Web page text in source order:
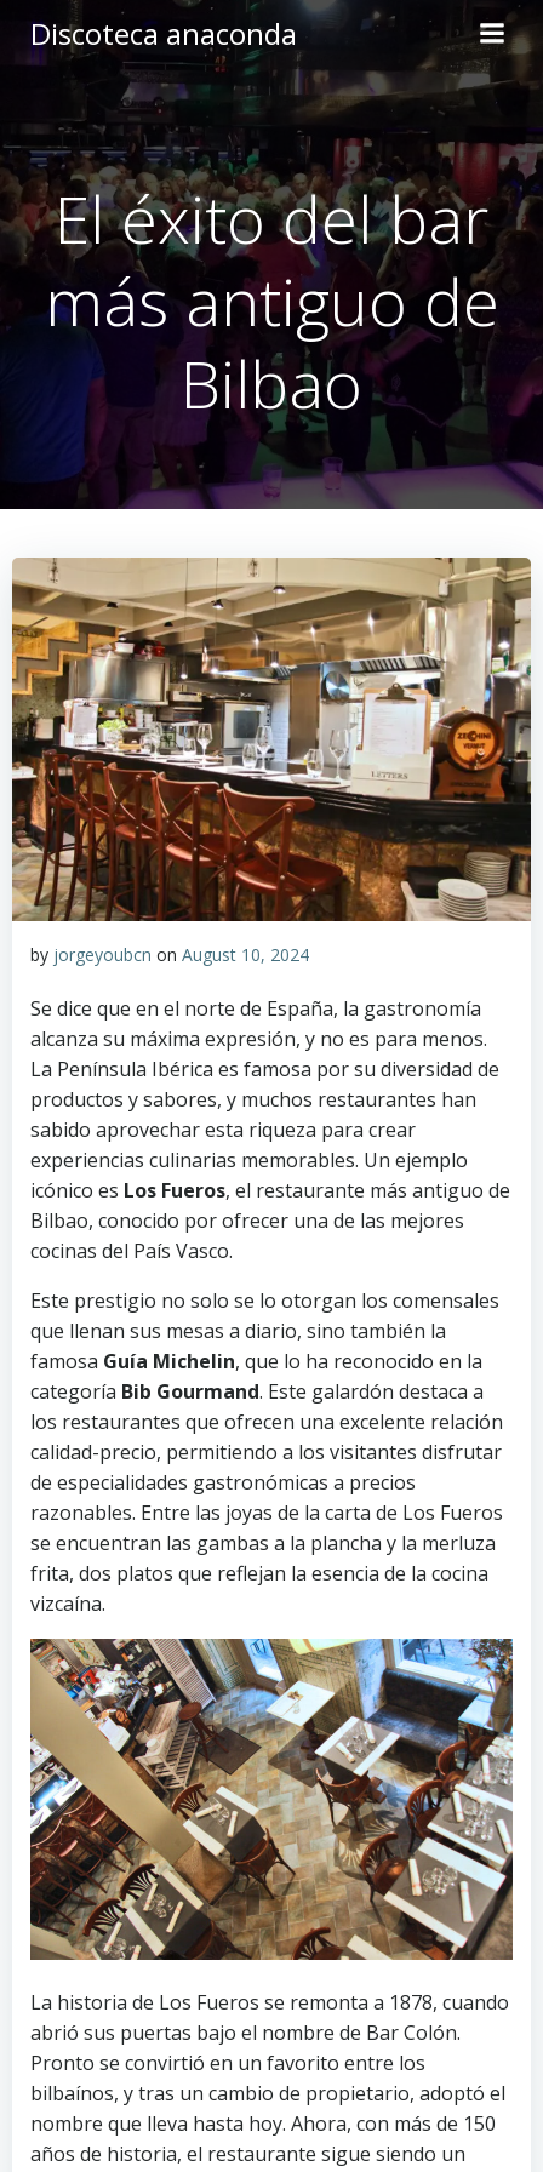
Skip
to
content
Discoteca anaconda
El éxito del bar
más antiguo de
Bilbao
by jorgeyoubcn on August 10, 2024
Se dice que en el norte de España, la gastronomía
alcanza su máxima expresión, y no es para menos.
La Península Ibérica es famosa por su diversidad de
productos y sabores, y muchos restaurantes han
sabido aprovechar esta riqueza para crear
experiencias culinarias memorables. Un ejemplo
icónico es Los Fueros, el restaurante más antiguo de
Bilbao, conocido por ofrecer una de las mejores
cocinas del País Vasco.
Este prestigio no solo se lo otorgan los comensales
que llenan sus mesas a diario, sino también la
famosa Guía Michelin, que lo ha reconocido en la
categoría Bib Gourmand. Este galardón destaca a
los restaurantes que ofrecen una excelente relación
calidad-precio, permitiendo a los visitantes disfrutar
de especialidades gastronómicas a precios
razonables. Entre las joyas de la carta de Los Fueros
se encuentran las gambas a la plancha y la merluza
frita, dos platos que reflejan la esencia de la cocina
vizcaína.
La historia de Los Fueros se remonta a 1878, cuando
abrió sus puertas bajo el nombre de Bar Colón.
Pronto se convirtió en un favorito entre los
bilbaínos, y tras un cambio de propietario, adoptó el
nombre que lleva hasta hoy. Ahora, con más de 150
años de historia, el restaurante sigue siendo un